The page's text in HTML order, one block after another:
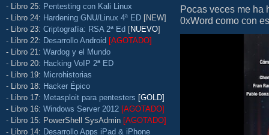
- Libro 25: Pentesting con Kali Linux
- Libro 24: Hardening GNU/Linux 4ª ED [NEW]
- Libro 23: Criptografía: RSA 2ª Ed [NUEVO]
- Libro 22: Desarrollo Android [AGOTADO]
- Libro 21: Wardog y el Mundo
- Libro 20: Hacking VoIP 2ª ED
- Libro 19: Microhistorias
- Libro 18: Hacker Épico
- Libro 17: Metasploit para pentesters [GOLD]
- Libro 16: Windows Server 2012 [AGOTADO]
- Libro 15: PowerShell SysAdmin [AGOTADO]
- Libro 14: Desarrollo Apps iPad & iPhone
Pocas veces me ha
0xWord como con